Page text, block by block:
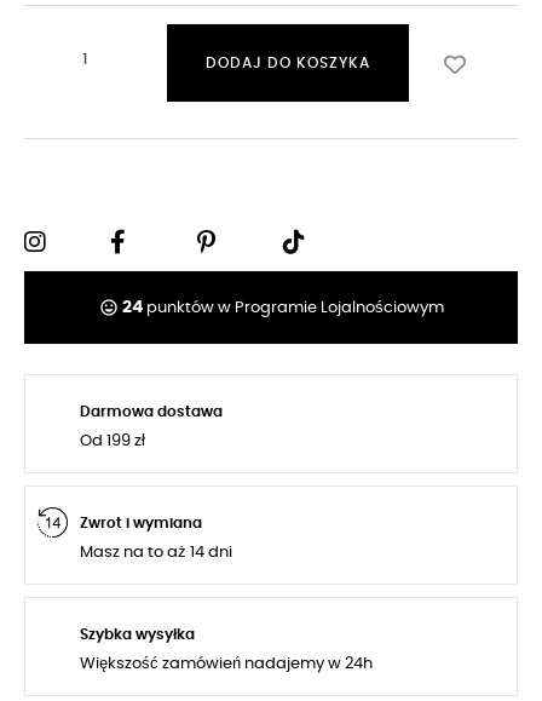
DODAJ DO KOSZYKA
tag_faces 24punktów w Programie Lojalnościowym
Darmowa dostawa
Od 199 zł
Zwrot i wymiana
Masz na to aż 14 dni
Szybka wysyłka
Większość zamówień nadajemy w 24h